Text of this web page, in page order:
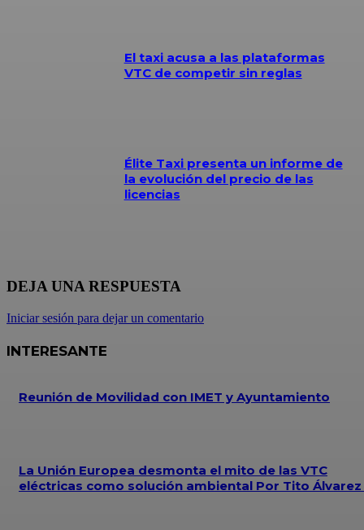
El taxi acusa a las plataformas
VTC de competir sin reglas
Élite Taxi presenta un informe de
la evolución del precio de las
licencias
DEJA UNA RESPUESTA
Iniciar sesión para dejar un comentario
INTERESANTE
Reunión de Movilidad con IMET y Ayuntamiento
La Unión Europea desmonta el mito de las VTC
eléctricas como solución ambiental Por Tito Álvarez